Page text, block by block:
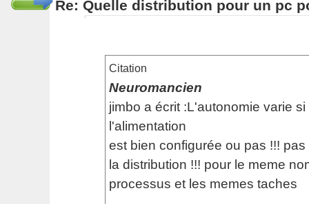
Re: Quelle distribution pour un pc
Citation
Neuromancien
jimbo a écrit :L'autonomie varie
l'alimentation
est bien configurée ou pas !!!
la distribution !!! pour le meme
processus et les memes taches